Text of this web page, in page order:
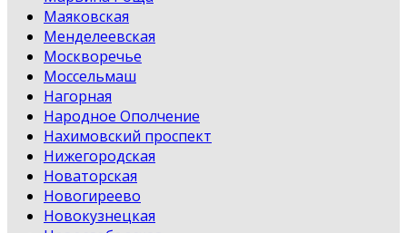
Маяковская
Менделеевская
Москворечье
Моссельмаш
Нагорная
Народное Ополчение
Нахимовский проспект
Нижегородская
Новаторская
Новогиреево
Новокузнецкая